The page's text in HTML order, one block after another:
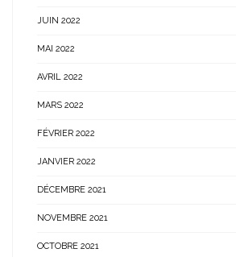
JUIN 2022
MAI 2022
AVRIL 2022
MARS 2022
FÉVRIER 2022
JANVIER 2022
DÉCEMBRE 2021
NOVEMBRE 2021
OCTOBRE 2021